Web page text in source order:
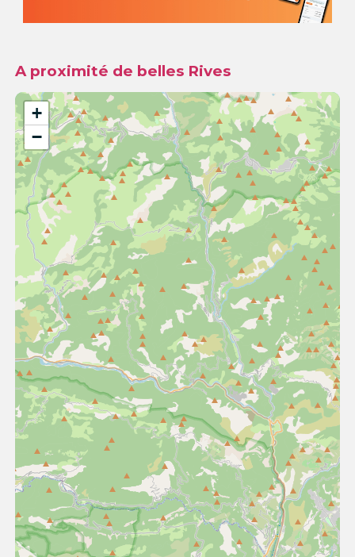
A proximité de belles Rives
+
−